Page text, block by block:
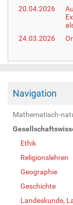
20.04.2026
24.03.2026
Navigation
Mathematisch-
Ethik
Religionslehren
Geographie
Geschichte
Landeskunde,